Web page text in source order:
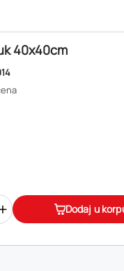
40x40cm
Dodaj u